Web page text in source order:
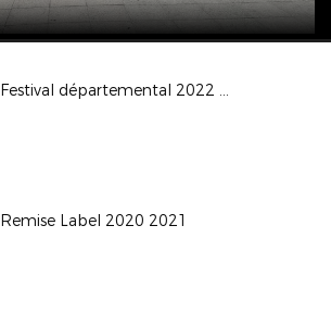
Festival départemental 2022 Entrammes
Remise Label 2020 2021